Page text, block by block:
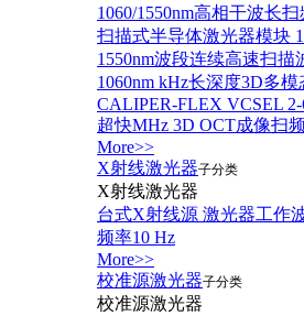
1060/1550nm高相干波长
扫描式半导体激光器模块
1550nm波段连续高速扫描
1060nm kHz长深度3D多
CALIPER-FLEX VCSEL
超快MHz 3D OCT成像扫
More>>
X射线激光器子分类
X射线激光器
台式X射线源 激光器工作
频率10 Hz
More>>
校准源激光器子分类
校准源激光器